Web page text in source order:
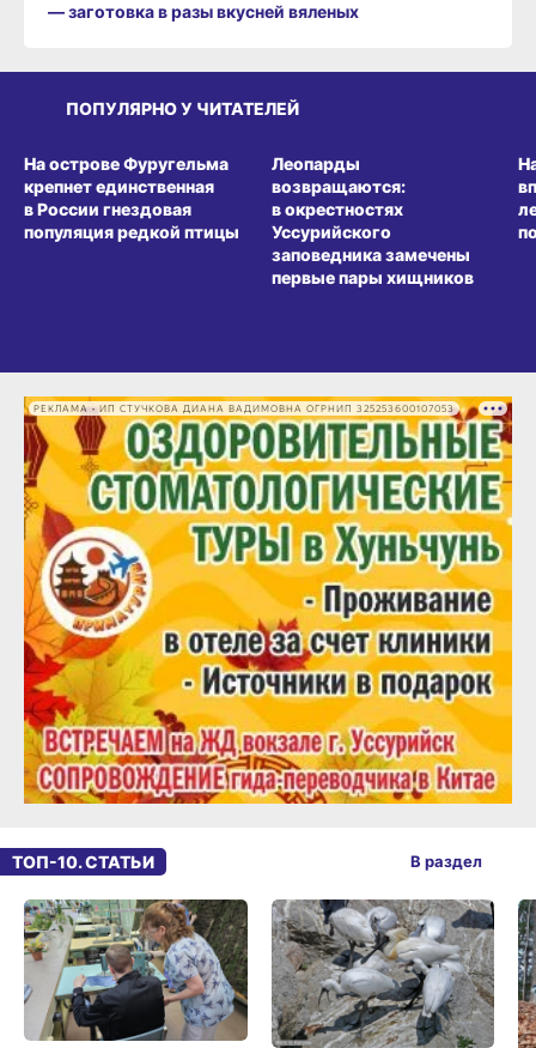
— заготовка в разы вкусней вяленых
ПОПУЛЯРНО У ЧИТАТЕЛЕЙ
На острове Фуругельма
крепнет единственная
в России гнездовая
популяция редкой птицы
Леопарды
возвращаются:
в окрестностях
Уссурийского
заповедника замечены
первые пары хищников
РЕКЛАМА • ИП СТУЧКОВА ДИАНА ВАДИМОВНА ОГРНИП 325253600107053
ТОП-10. СТАТЬИ В раздел